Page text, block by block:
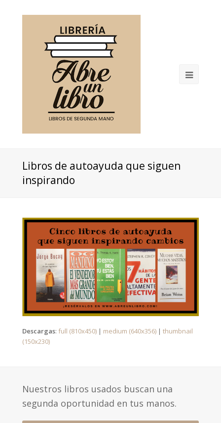
Open
Libros de autoayuda que siguen
inspirando
Descargas: full (810x450)| medium (640x356)| thumbnail
(150x230)
Nuestros libros usados buscan una
segunda oportunidad en tus manos.